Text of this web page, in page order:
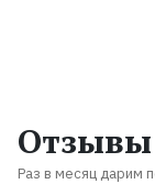
Отзывы
Раз в месяц дарим